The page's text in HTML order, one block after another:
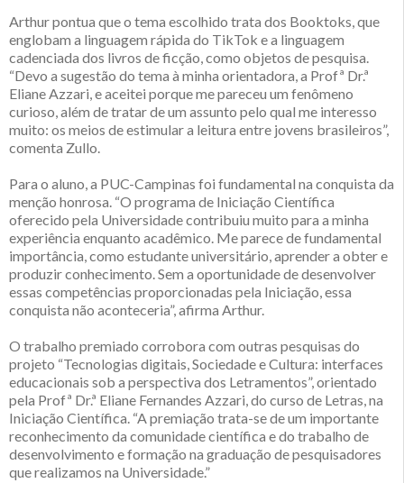
Arthur pontua que o tema escolhido trata dos Booktoks, que
englobam a linguagem rápida do TikTok e a linguagem
cadenciada dos livros de ficção, como objetos de pesquisa.
“Devo a sugestão do tema à minha orientadora, a Profª Dr.ª
Eliane Azzari, e aceitei porque me pareceu um fenômeno
curioso, além de tratar de um assunto pelo qual me interesso
muito: os meios de estimular a leitura entre jovens brasileiros”,
comenta Zullo.
Para o aluno, a PUC-Campinas foi fundamental na conquista da
menção honrosa. “O programa de Iniciação Científica
oferecido pela Universidade contribuiu muito para a minha
experiência enquanto acadêmico. Me parece de fundamental
importância, como estudante universitário, aprender a obter e
produzir conhecimento. Sem a oportunidade de desenvolver
essas competências proporcionadas pela Iniciação, essa
conquista não aconteceria”, afirma Arthur.
O trabalho premiado corrobora com outras pesquisas do
projeto “Tecnologias digitais, Sociedade e Cultura: interfaces
educacionais sob a perspectiva dos Letramentos”, orientado
pela Profª Dr.ª Eliane Fernandes Azzari, do curso de Letras, na
Iniciação Científica. “A premiação trata-se de um importante
reconhecimento da comunidade científica e do trabalho de
desenvolvimento e formação na graduação de pesquisadores
que realizamos na Universidade.”